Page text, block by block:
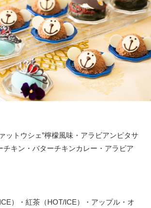
ットウシェ”檸檬風味・アラビアンピタサ
チキン・バターチキンカレー・アラビア
）・紅茶（HOT/ICE）・アップル・オ